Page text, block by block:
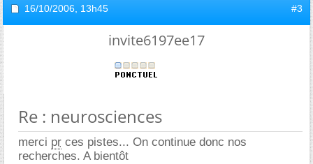
16/10/2006, 13h45 #3
invite6197ee17
Re : neurosciences
merci pr ces pistes... On continue donc nos
recherches. A bientôt